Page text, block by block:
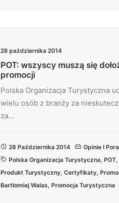
28 października 2014
POT: wszyscy muszą się
promocji
Polska Organizacja Turystyczna
wielu osób z branży za
za…
28 Października 2014
Opinie I
Polska Organizacja Turystyczna, POT,
Produkt Turystyczny, Certyfikaty,
Bartłomiej Walas, Promocja Turystyczna